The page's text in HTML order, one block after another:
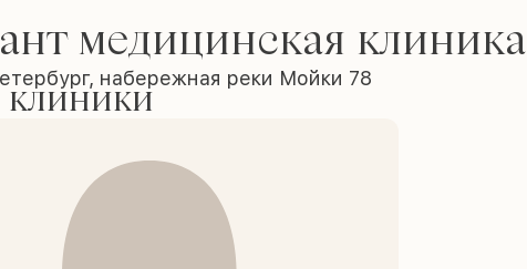
медицинская клиника
набережная реки Мойки 78
клиники